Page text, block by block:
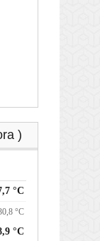
)
°C
°C
°C